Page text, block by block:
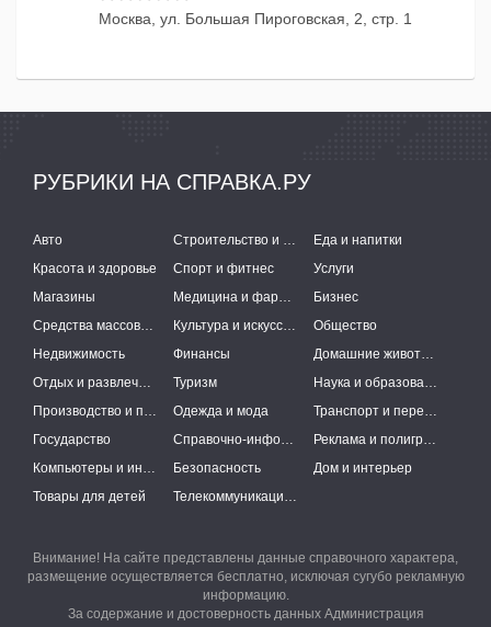
Москва, ул. Большая Пироговская, 2, стр. 1
РУБРИКИ НА СПРАВКА.РУ
Авто Строительство и ремонт
Еда и напитки
Красота и здоровье
Спорт и фитнес
Услуги
Магазины
Медицина и фармацевтика
Бизнес
Средства массовой информации
Культура и искусство
Общество
Недвижимость
Финансы
Домашние животные
Отдых и развлечения
Туризм
Наука и образование
Производство и поставки
Одежда и мода
Транспорт и перевозки
Государство
Справочно-информационные системы
Реклама и полиграфия
Компьютеры и интернет
Безопасность
Дом и интерьер
Товары для детей
Телекоммуникации и связь
Внимание! На сайте представлены данные справочного характера,
размещение осуществляется бесплатно, исключая сугубо рекламную
информацию.
За содержание и достоверность данных Администрация